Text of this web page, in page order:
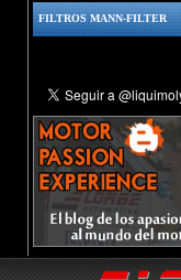
FILTROS MANN-FILTER